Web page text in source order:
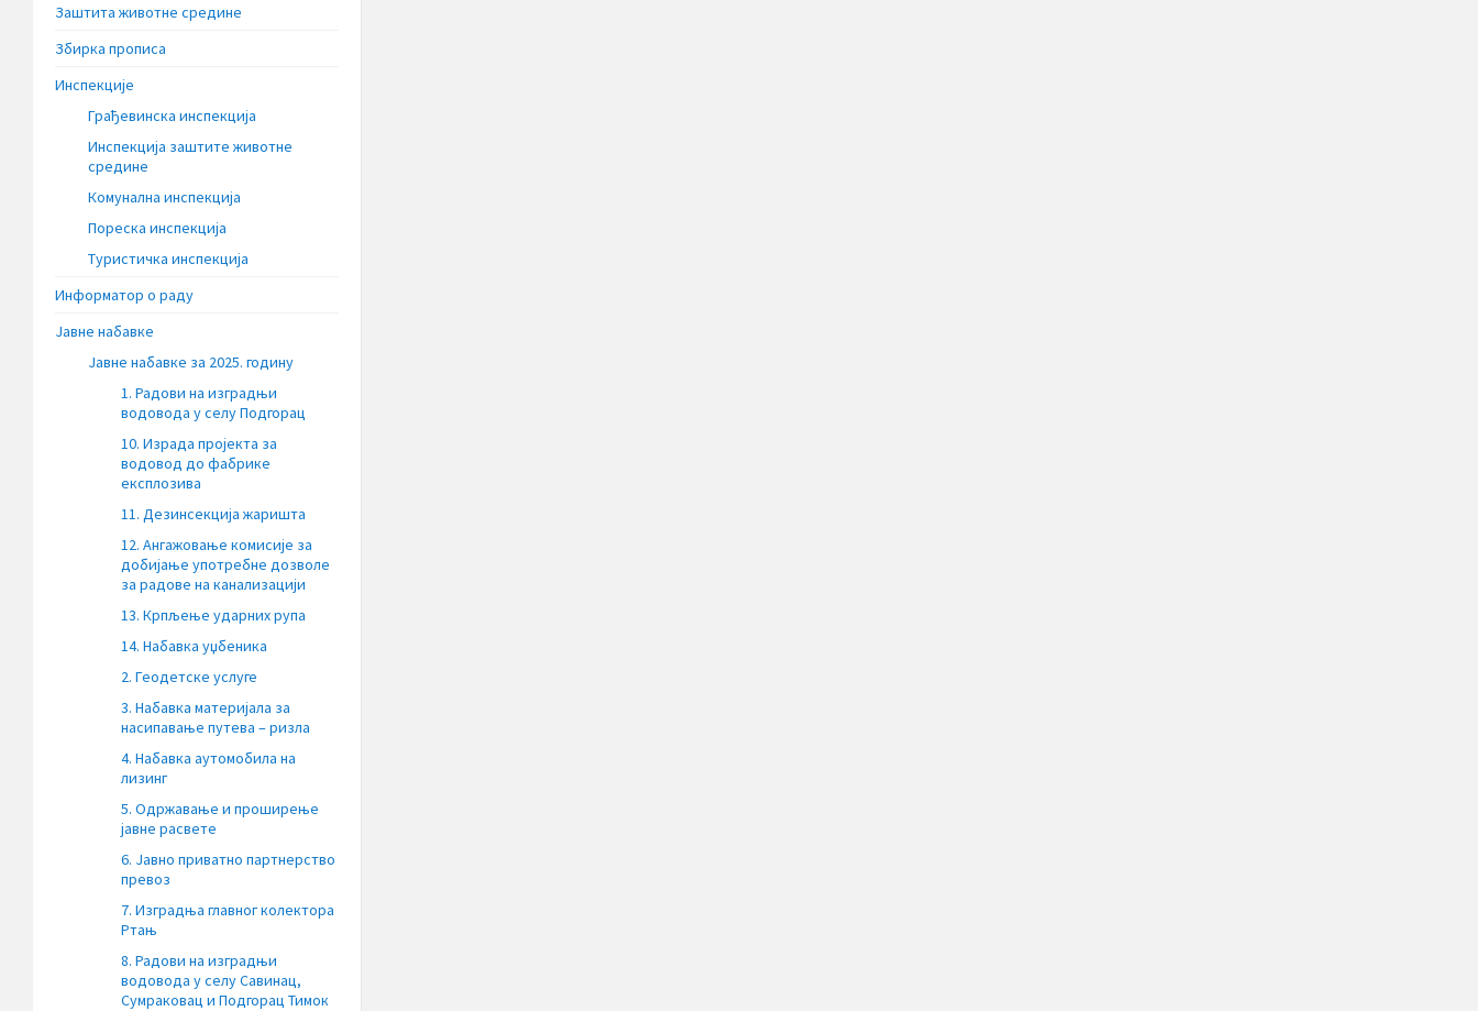
Заштита животне средине
Збирка прописа
Инспекције
Грађевинска инспекција
Инспекција заштите животне
средине
Комунална инспекција
Пореска инспекција
Туристичка инспекција
Информатор о раду
Јавне набавке
Јавне набавке за 2025. годину
1. Радови на изградњи
водовода у селу Подгорац
10. Израда пројекта за
водовод до фабрике
експлозива
11. Дезинсекција жаришта
12. Ангажовање комисије за
добијање употребне дозволе
за радове на канализацији
13. Крпљење ударних рупа
14. Набавка уџбеника
2. Геодетске услуге
3. Набавка материјала за
насипавање путева – ризла
4. Набавка аутомобила на
лизинг
5. Одржавање и проширење
јавне расвете
6. Јавно приватно партнерство
превоз
7. Изградња главног колектора
Ртањ
8. Радови на изградњи
водовода у селу Савинац,
Сумраковац и Подгорац Тимок